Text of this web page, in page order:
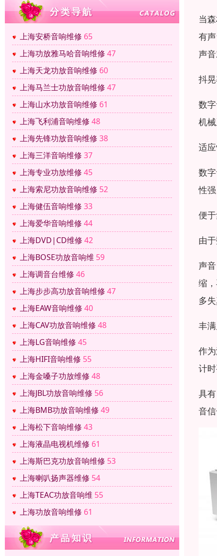
上海安桥音响维修 65
上海功放雅马哈音响维修 47
上海天龙功放音响维修 60
上海马兰士功放音响维修 47
上海山水功放音响维修 61
上海飞利浦音响维修 48
上海先锋功放音响维修 38
上海三洋音响维修 37
上海专业功放维修 45
上海索尼功放音响维修 52
上海健伍音响维修 33
上海爱华音响维修 44
上海DVD|CD维修 42
上海BOSE功放音响维 59
上海调音台维修 46
上海步步高功放音响维修 47
上海EAW音响维修 40
上海CAV功放音响维修 48
上海LG音响维修 45
上海HIFI音响维修 55
上海金嗓子功放维修 48
上海JBL功放音响维修 56
上海BMB功放音响维修 49
上海松下音响维修 43
上海液晶电视机维修 61
上海斯巴克功放音响维修 53
上海喇叭扬声器维修 54
上海TEAC功放音响维 55
上海功放音响维修 61
当
有
声
抖
数
机
适
数
性
便
由
声
缩
多
丰
作
计
具
音